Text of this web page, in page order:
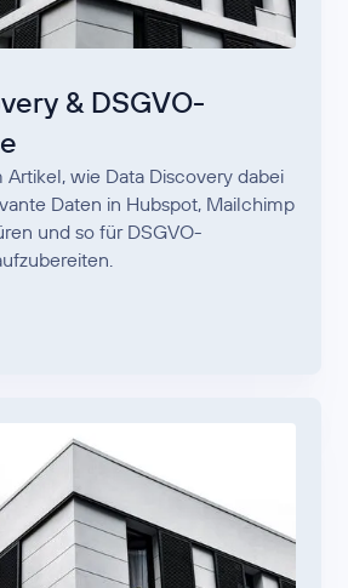
& DSGVO-
Artikel, wie Data Discovery dabei
Daten in Hubspot, Mailchimp
und so für DSGVO-